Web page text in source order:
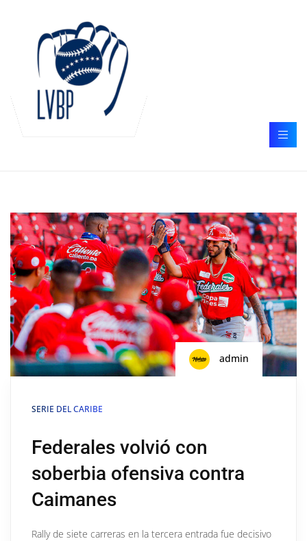
admin
SERIE DEL CARIBE
Federales volvió con
soberbia ofensiva contra
Caimanes
Rally de siete carreras en la tercera entrada fue decisivo